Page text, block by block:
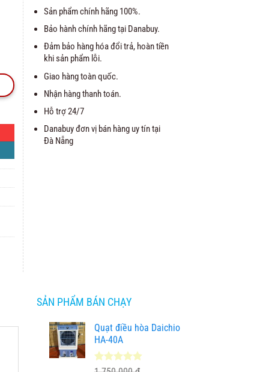
Sản phẩm chính hãng 100%.
Bảo hành chính hãng tại Danabuy.
Đảm bảo hàng hóa đổi trả, hoàn tiền
khi sản phẩm lỗi.
Giao hàng toàn quốc.
Nhận hàng thanh toán.
Hỗ trợ 24/7
Danabuy đơn vị bán hàng uy tín tại
Đà Nẵng
SẢN PHẨM BÁN CHẠY
Quạt điều hòa Daichio
HA-40A
4.89trên 5
9